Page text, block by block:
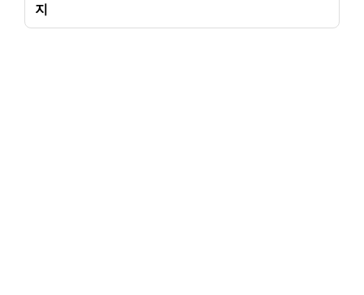
지